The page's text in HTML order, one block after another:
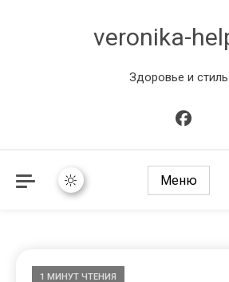
veronika-
Здоровье и стиль
Меню
1 МИНУТ ЧТЕНИЯ